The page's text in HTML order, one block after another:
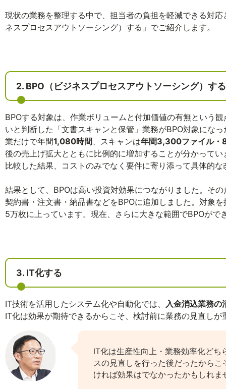
現状の業務を整理する中で、担当者の負担を軽減できる対
ネスプロセスアウトソーシング）する」でご紹介します。
2. BPO（ビジネスプロセスアウトソーシング）する
BPOする対象は、作業ボリュームと付加価値の有無という
いと判断した「文書スキャンと保管」業務がBPO対象にな
業だけで年間1,080時間 、スキャンは年間3,300ファイル・
後の売上げ拡大とともに比例的に増加することが分かって
比較した結果、コストのみでなく要件に寄り添って具体的
結果として、BPOは高い投資対効果につながりました。そ
契約書・注文書・納品書などをBPOに追加しました。対象
5万枚に上っています。現在、さらに大きな範囲でBPOがで
3. IT化する
IT技術を活用したシステム化や自動化では、 入金消込業務の
IT化は効果が期待できるからこそ、検討前に業務の見直しが
IT化は生産性向上・業務効率化ど
スの見直しを行った後だったから
ければ効果はでなかったかもしれま